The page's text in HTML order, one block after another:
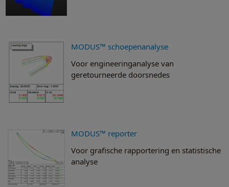
MODUS™ schoepenanalyse
Voor engineeringanalyse van
geretourneerde doorsnedes
MODUS™ reporter
Voor grafische rapportering en statistische
analyse